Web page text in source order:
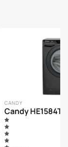
CANDY
Candy